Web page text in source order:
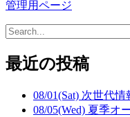
管理用ページ
最近の投稿
08/01(Sat) 次世代
08/05(Wed) 夏季オ